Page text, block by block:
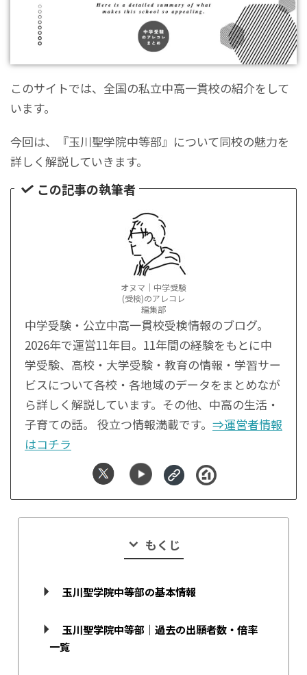
このサイトでは、全国の私立中高一貫校の紹介をして
います。
今回は、『玉川聖学院中等部』について同校の魅力を
詳しく解説していきます。
この記事の執筆者
オヌマ｜中学受験
(受検)のアレコレ
編集部
中学受験・公立中高一貫校受検情報のブログ。
2026年で運営11年目。11年間の経験をもとに中
学受験、高校・大学受験・教育の情報・学習サー
ビスについて各校・各地域のデータをまとめなが
ら詳しく解説しています。その他、中高の生活・
子育ての話。 役立つ情報満載です。 ⇒運営者情報
はコチラ
もくじ
玉川聖学院中等部の基本情報
玉川聖学院中等部｜過去の出願者数・倍率
一覧